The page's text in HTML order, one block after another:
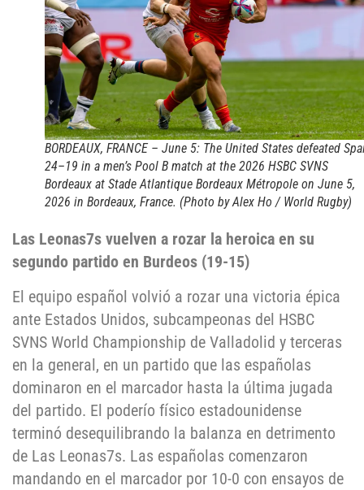
BORDEAUX, FRANCE – June 5: The United States defeated
24–19 in a men’s Pool B match at the 2026 HSBC SVNS
Bordeaux at Stade Atlantique Bordeaux Métropole on June 5,
2026 in Bordeaux, France. (Photo by Alex Ho / World Rugby)
Las Leonas7s vuelven a rozar la heroica en su
segundo partido en Burdeos (19-15)
El equipo español volvió a rozar una victoria épica
ante Estados Unidos, subcampeonas del HSBC
SVNS World Championship de Valladolid y terceras
en la general, en un partido que las españolas
dominaron en el marcador hasta la última jugada
del partido. El poderío físico estadounidense
terminó desequilibrando la balanza en detrimento
de Las Leonas7s. Las españolas comenzaron
mandando en el marcador por 10-0 con ensayos de